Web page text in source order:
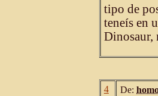
tipo de
teneís en
Dinosaur,
4 De: